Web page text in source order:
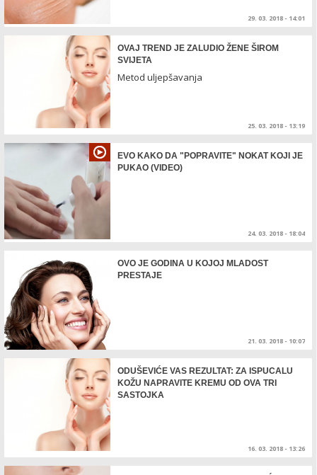
29. 03. 2018 - 14:01
OVAJ TREND JE ZALUDIO ŽENE ŠIROM
SVIJETA
Metod uljepšavanja
25. 03. 2018 - 13:19
EVO KAKO DA "POPRAVITE" NOKAT KOJI JE
PUKAO (VIDEO)
24. 03. 2018 - 18:04
OVO JE GODINA U KOJOJ MLADOST
PRESTAJE
21. 03. 2018 - 10:07
ODUŠEVIĆE VAS REZULTAT: ZA ISPUCALU
KOŽU NAPRAVITE KREMU OD OVA TRI
SASTOJKA
16. 03. 2018 - 13:26